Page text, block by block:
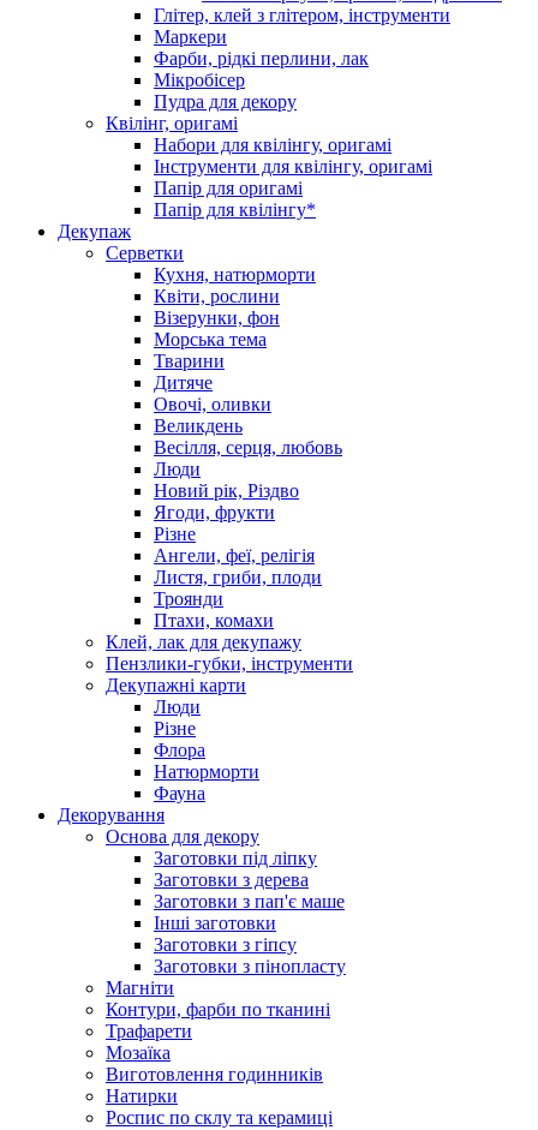
Глітер, клей з глітером, інструменти
Маркери
Фарби, рідкі перлини, лак
Мікробісер
Пудра для декору
Квілінг, оригамі
Набори для квілінгу, оригамі
Інструменти для квілінгу, оригамі
Папір для оригамі
Папір для квілінгу*
Декупаж
Серветки
Кухня, натюрморти
Квіти, рослини
Візерунки, фон
Морська тема
Тварини
Дитяче
Овочі, оливки
Великдень
Весілля, серця, любовь
Люди
Новий рік, Різдво
Ягоди, фрукти
Різне
Ангели, феї, релігія
Листя, гриби, плоди
Троянди
Птахи, комахи
Клей, лак для декупажу
Пензлики-губки, інструменти
Декупажні карти
Люди
Різне
Флора
Натюрморти
Фауна
Декорування
Основа для декору
Заготовки під ліпку
Заготовки з дерева
Заготовки з пап'є маше
Інші заготовки
Заготовки з гіпсу
Заготовки з пінопласту
Магніти
Контури, фарби по тканині
Трафарети
Мозаїка
Виготовлення годинників
Натирки
Роспис по склу та керамиці